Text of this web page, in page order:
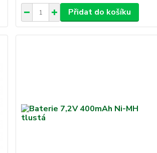
Přidat do košíku